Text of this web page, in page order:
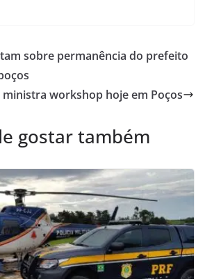
sobre permanência do prefeito
workshop hoje em Poços
gostar também